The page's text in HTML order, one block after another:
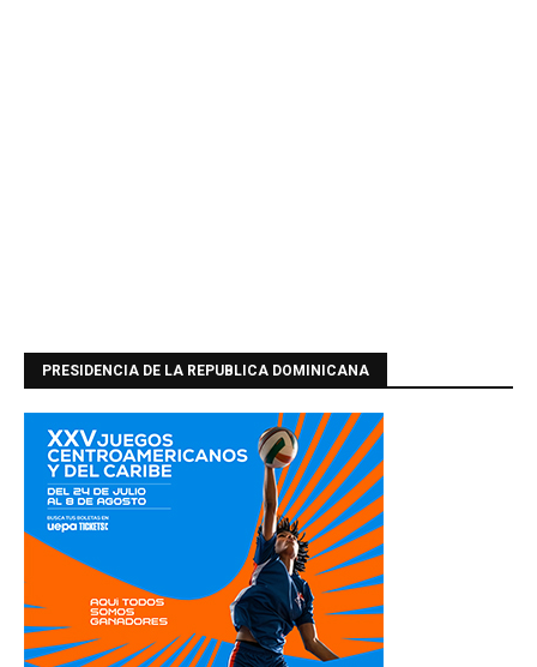
PRESIDENCIA DE LA REPUBLICA DOMINICANA